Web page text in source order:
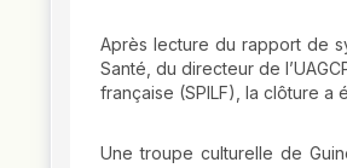
Après lecture du rapport de
Santé, du directeur de
française (SPILF), la clôture a
Une troupe culturelle de